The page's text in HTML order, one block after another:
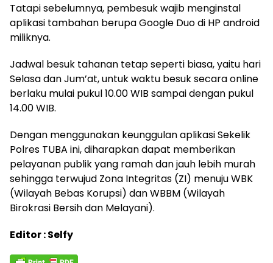
Tatapi sebelumnya, pembesuk wajib menginstal
aplikasi tambahan berupa Google Duo di HP android
miliknya.
Jadwal besuk tahanan tetap seperti biasa, yaitu hari
Selasa dan Jum’at, untuk waktu besuk secara online
berlaku mulai pukul 10.00 WIB sampai dengan pukul
14.00 WIB.
Dengan menggunakan keunggulan aplikasi Sekelik
Polres TUBA ini, diharapkan dapat memberikan
pelayanan publik yang ramah dan jauh lebih murah
sehingga terwujud Zona Integritas (ZI) menuju WBK
(Wilayah Bebas Korupsi) dan WBBM (Wilayah
Birokrasi Bersih dan Melayani).
Editor : Selfy